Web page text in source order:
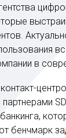
в
бенчмарк